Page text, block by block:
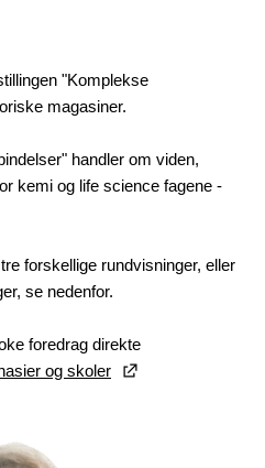
"Komplekse
magasiner.
handler om viden,
kemi og life science fagene -
forskellige rundvisninger, eller
se nedenfor.
foredrag direkte
og skoler